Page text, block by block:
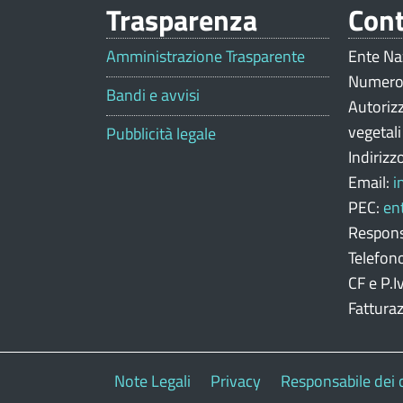
Trasparenza
Amministrazione Trasparente
Bandi e avvisi
Pubblicità legale
Ente
Email:
PEC:
CF e
Note Legali Privacy Responsabile